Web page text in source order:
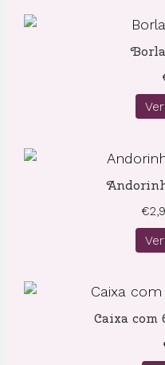
€
Caixa com